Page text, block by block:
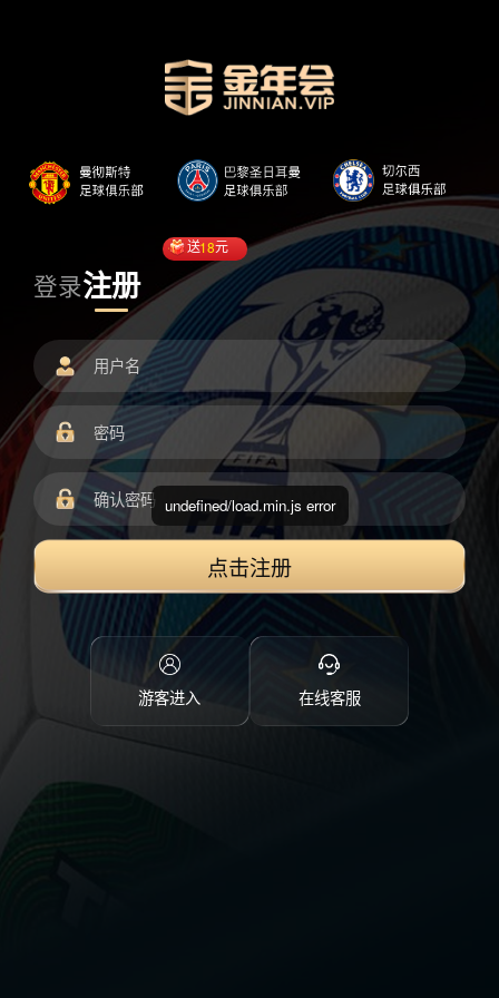
登录注册
送18元
点击注册
游客进入 在线客服
undefined/load.min.js error